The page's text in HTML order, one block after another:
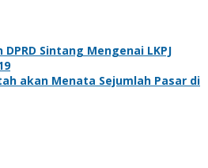
Sintang Mengenai LKPJ
akan Menata Sejumlah Pasar di